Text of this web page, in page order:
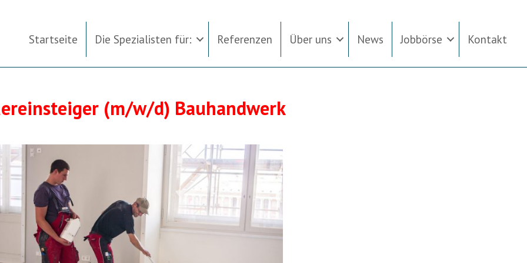
Startseite Die Spezialisten für: Referenzen Über uns News Jobbörse Kontakt
(m/w/d) Bauhandwerk